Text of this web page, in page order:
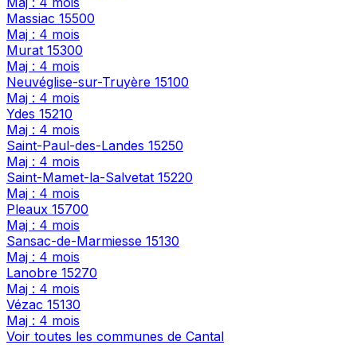
Massiac 15500
Maj : 4 mois
Murat 15300
Maj : 4 mois
Neuvéglise-sur-Truyère 15100
Maj : 4 mois
Ydes 15210
Maj : 4 mois
Saint-Paul-des-Landes 15250
Maj : 4 mois
Saint-Mamet-la-Salvetat 15220
Maj : 4 mois
Pleaux 15700
Maj : 4 mois
Sansac-de-Marmiesse 15130
Maj : 4 mois
Lanobre 15270
Maj : 4 mois
Vézac 15130
Maj : 4 mois
Voir toutes les communes de Cantal